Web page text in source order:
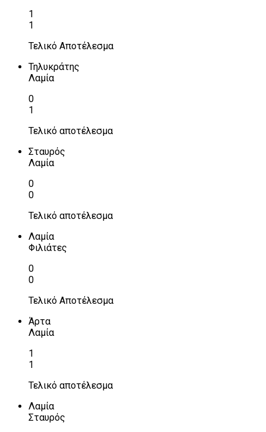
1
1
Τελικό Αποτέλεσμα
Τηλυκράτης
Λαμία
0
1
Τελικό αποτέλεσμα
Σταυρός
Λαμία
0
0
Τελικό αποτέλεσμα
Λαμία
Φιλιάτες
0
0
Τελικό Αποτέλεσμα
Άρτα
Λαμία
1
1
Τελικό αποτέλεσμα
Λαμία
Σταυρός